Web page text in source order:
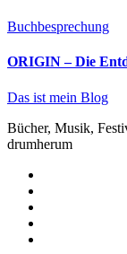
Buchbesprechung
ORIGIN – Die
Das ist mein Blog
Bücher, Musik,
drumherum